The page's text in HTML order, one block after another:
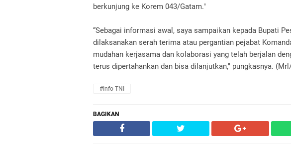
berkunjung ke Korem 043/Gatam."
“Sebagai informasi awal, saya sampaikan kepada Bupati
dilaksanakan serah terima atau pergantian pejabat
mudahan kerjasama dan kolaborasi yang telah berjalan
terus dipertahankan dan bisa dilanjutkan," pungkasnya.
#Info TNI
BAGIKAN